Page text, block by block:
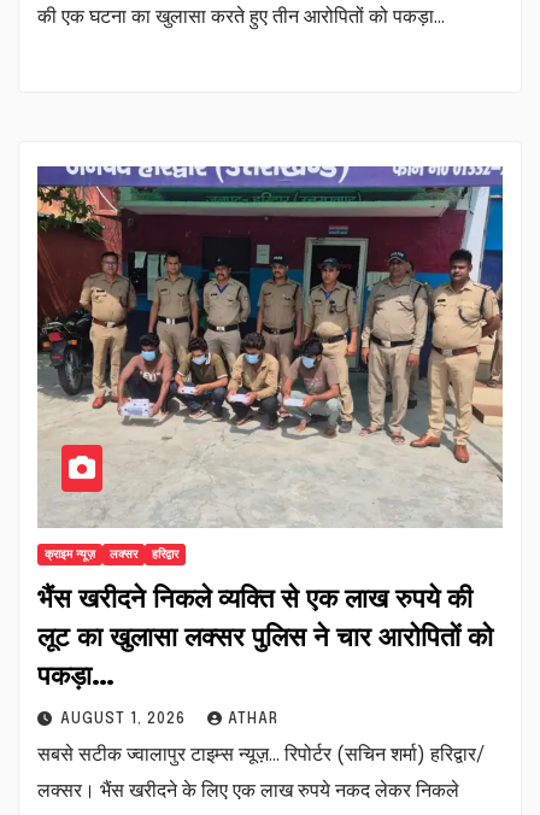
की एक घटना का खुलासा करते हुए तीन आरोपितों को पकड़ा…
क्राइम न्यूज़ लक्सर हरिद्वार
भैंस खरीदने निकले व्यक्ति से एक लाख रुपये की
लूट का खुलासा लक्सर पुलिस ने चार आरोपितों को
पकड़ा…
AUGUST 1, 2026 ATHAR
सबसे सटीक ज्वालापुर टाइम्स न्यूज़… रिपोर्टर (सचिन शर्मा) हरिद्वार/
लक्सर। भैंस खरीदने के लिए एक लाख रुपये नकद लेकर निकले